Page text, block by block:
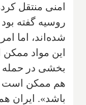
امنی منتقل
روسیه گفته
شده‌اند، اما
این مواد
بخشی در حمله
هم ممکن است
باشد». ایران